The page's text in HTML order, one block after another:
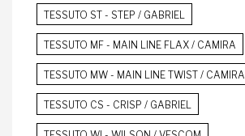
TESSUTO ST - STEP / GABRIEL
TESSUTO MF - MAIN LINE FLAX / CAMIRA
TESSUTO MW - MAIN LINE TWIST / CAMIRA
TESSUTO CS - CRISP / GABRIEL